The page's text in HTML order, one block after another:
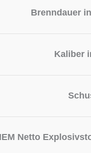
Brenndauer
Kaliber
Netto